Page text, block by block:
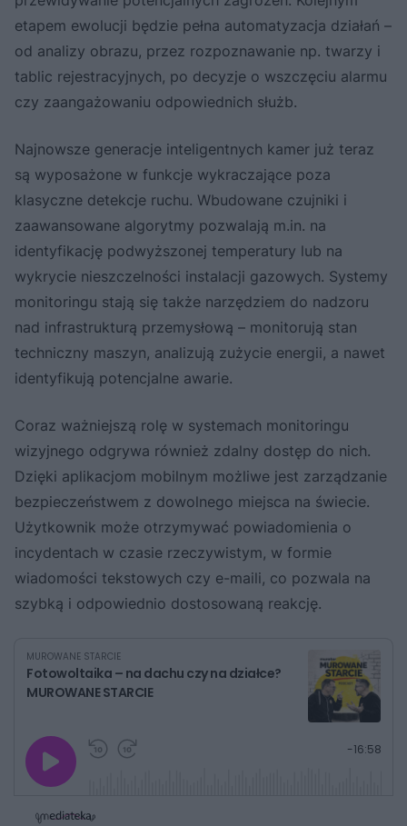
etapem ewolucji będzie pełna automatyzacja działań –
od analizy obrazu, przez rozpoznawanie np. twarzy i
tablic rejestracyjnych, po decyzje o wszczęciu alarmu
czy zaangażowaniu odpowiednich służb.
Najnowsze generacje inteligentnych kamer już teraz
są wyposażone w funkcje wykraczające poza
klasyczne detekcje ruchu. Wbudowane czujniki i
zaawansowane algorytmy pozwalają m.in. na
identyfikację podwyższonej temperatury lub na
wykrycie nieszczelności instalacji gazowych. Systemy
monitoringu stają się także narzędziem do nadzoru
nad infrastrukturą przemysłową – monitorują stan
techniczny maszyn, analizują zużycie energii, a nawet
identyfikują potencjalne awarie.
Coraz ważniejszą rolę w systemach monitoringu
wizyjnego odgrywa również zdalny dostęp do nich.
Dzięki aplikacjom mobilnym możliwe jest zarządzanie
bezpieczeństwem z dowolnego miejsca na świecie.
Użytkownik może otrzymywać powiadomienia o
incydentach w czasie rzeczywistym, w formie
wiadomości tekstowych czy e-maili, co pozwala na
szybką i odpowiednio dostosowaną reakcję.
MUROWANE STARCIE
Fotowoltaika – na dachu czy na działce?
MUROWANE STARCIE
P
-16:58